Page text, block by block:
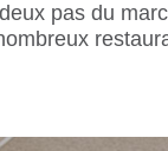
pas du